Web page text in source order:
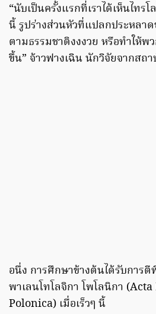
“นับเป็นครั้งแรกที่เราได้เห็นไทร
นี้ รูปร่างส่วนหัวที่แปลกประหลา
ตามธรรมชาติงงงวย หรือทำให้พ
ขึ้น” จ้าวฟางเฉิน นักวิจัยจากสถ
อนึ่ง การศึกษาข้างต้นได้รับการ
พาเลนโทโลจิกา โพโลนิกา
Polonica) เมื่อเร็วๆ นี้